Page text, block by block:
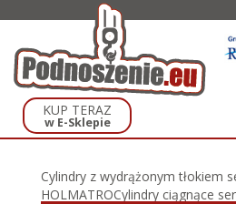
KUP TERAZ
w E-Sklepie
Cylindry z wydrążonym tłokiem
HOLMATROCylindry ciągnące